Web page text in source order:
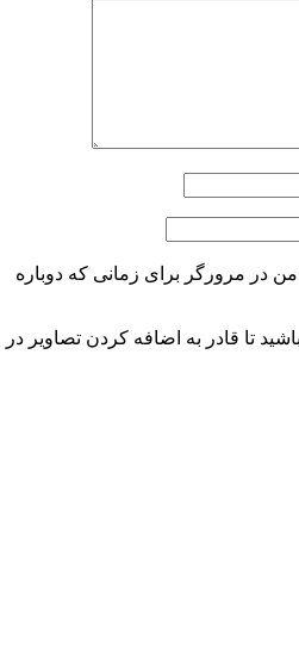
در مرورگر برای زمانی که دوباره
تا قادر به اضافه کردن تصاویر در